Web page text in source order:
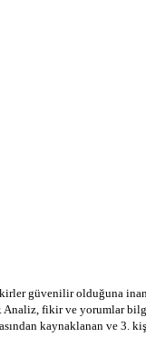
güvenilir olduğuna
fikir ve yorumlar
kaynaklanan ve 3.